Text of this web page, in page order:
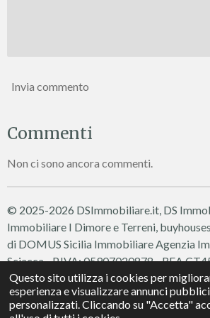
Questo sito utilizza i cookies per
esperienza e visualizzare annunci
personalizzati. Cliccando su "Accetta"
Invia commento
Commenti
Non ci sono ancora commenti.
© 2025-2026 DSImmobiliare.it, DS
Immobiliare I Dimore e Terreni,
di DOMUS Sicilia ImmobiliareAgenzia
Sciacca - P.IVA: 05907020878 - REA
Cookie Policy
Fornito daWebador